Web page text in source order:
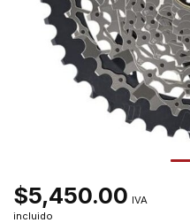
$5,450.00 IVA
incluido